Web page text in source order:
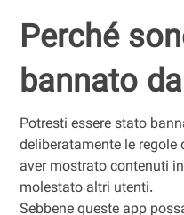
Perché
bannato
Potresti essere stato
deliberatamente le regole
aver mostrato contenuti
molestato altri utenti.
Sebbene queste app